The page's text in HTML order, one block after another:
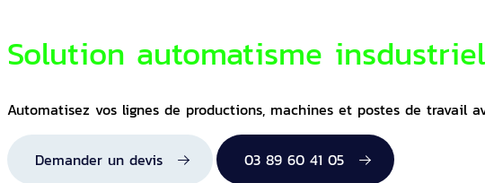
Solution automatisme insdustriel
Automatisez vos lignes de productions, machines et postes de travail
Demander un devis 03 89 60 41 05